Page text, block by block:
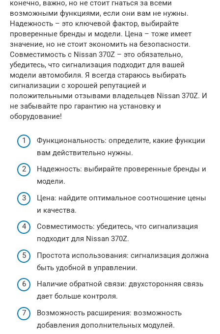
конечно, важно, но не стоит гнаться за всеми
возможными функциями, если они вам не нужны.
Надежность – это ключевой фактор, выбирайте
проверенные бренды и модели. Цена – тоже имеет
значение, но не стоит экономить на безопасности.
Совместимость с Nissan 370Z – это обязательно,
убедитесь, что сигнализация подходит для вашей
модели автомобиля. Я всегда стараюсь выбирать
сигнализации с хорошей репутацией и
положительными отзывами владельцев Nissan 370Z. И
не забывайте про гарантию на установку и
оборудование!
Функциональность: определите, какие функции
вам действительно нужны.
Надежность: выбирайте проверенные бренды и
модели.
Цена: найдите оптимальное соотношение цены
и качества.
Совместимость: убедитесь, что сигнализация
подходит для Nissan 370Z.
Простота использования: сигнализация должна
быть удобной в управлении.
Наличие обратной связи: двухсторонняя связь
дает больше контроля.
Возможность расширения: возможность
добавления дополнительных модулей.